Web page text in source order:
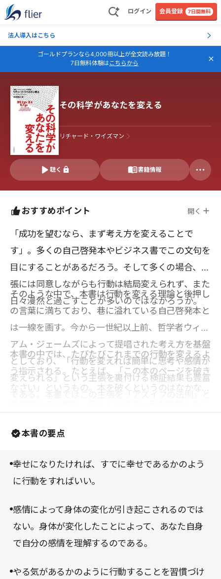
ログイン 会員登録 7日間無料
法人導入はこちら
ゴールドプランなら4,000冊以上が全文読み放題！
7日無料体験はこちらから
その科学があなたを変える
リチャード・ワイズマン
聴く 書籍情報
おすすめポイント 開く
「成功を望むなら、まず考え方を変えることで
す」。多くの自己啓発本やビジネス書でこの文句を
目にすることがあるだろう。そして多くの場合、主
張には同意しながらも行動は結局変えられず、また
日々漫然と過ごすことが多いのではなかろうか。
そのような中で、本書は行動を変える理論と後押し
の言葉に満ちており、巷に溢れている自己啓発本と
は一線を画す。今から一世紀以上前、哲学者ウィリ
アム・ジェームズによって提唱された考え方を基盤
としており、「行動を変えれば簡単に思考や感情が
変えられる」という主張を裏付ける検証結果も豊富
して日常のさまざまな場面を想定して例にあげてい
る。アズイフの法則を使えば、人の感情、やる気、
かってきたうえに、身体にも影響を与えるというの
だ。
本書の中では、たびたびこれまでの行動を変えるよ
う指示される。たとえば、「この本のページを破き
なさい」というもの。本を破くというのはなかなか
する。その行動から、あなたの変化が生まれるので
本書の要点
幸せになりたければ、すでに幸せであるかのよう
に行動をすればいい。
感情によって身体の変化が引き起こされるのでは
ない。身体が変化したことによって、あなた自身
で自分の感情を理解するのである。
やる気があるかのように行動することを習慣づけ